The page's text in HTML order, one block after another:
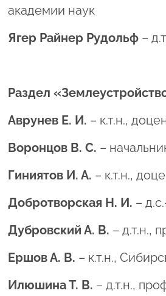
академии наук
Ягер Райнер Рудольф –
Раздел
Аврунев Е. И. – к.т.н.,
Воронцов В. С. –
Гиниятов И. А. – к.т.н.,
Добротворская Н. И. –
Дубровский А. В. – д.т.н.,
Ершов А. В. – к.т.н.,
Илюшина Т. В. – д.т.н.,